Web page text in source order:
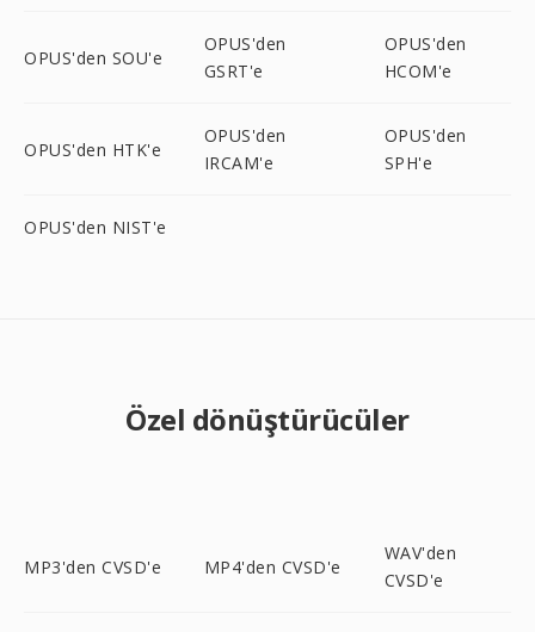
OPUS'den SOU'e
OPUS'den
GSRT'e
OPUS'den
HCOM'e
OPUS'den HTK'e
OPUS'den
IRCAM'e
OPUS'den
SPH'e
OPUS'den NIST'e
Özel dönüştürücüler
MP3'den CVSD'e MP4'den CVSD'e
WAV'den
CVSD'e